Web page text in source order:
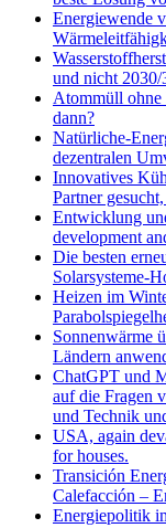
Energiewende
und nicht 2030/
Atommüll ohne
dann?
Natürliche-
dezentralen
Innovatives
Partner
Entwicklung
development
Die besten
Solarsysteme-
Heizen im
Sonnenwärme
Ländern
ChatGPT und
auf die Fragen
und Technik
USA, again
for houses.
Transición
Calefacción –
Energiepolitik